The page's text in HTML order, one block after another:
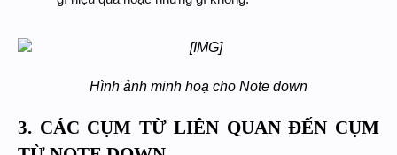
Hình ảnh minh hoạ cho Note down
3. CÁC CỤM TỪ LIÊN QUAN ĐẾN CỤM